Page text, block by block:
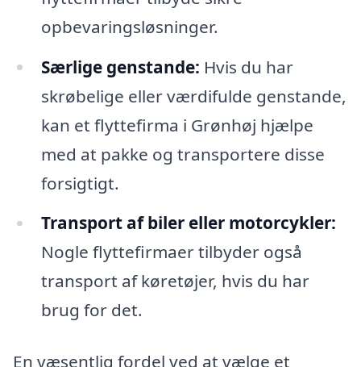
opbevaringsløsninger.
Særlige genstande: Hvis du har
skrøbelige eller værdifulde genstande,
kan et flyttefirma i Grønhøj hjælpe
med at pakke og transportere disse
forsigtigt.
Transport af biler eller motorcykler:
Nogle flyttefirmaer tilbyder også
transport af køretøjer, hvis du har
brug for det.
En væsentlig fordel ved at vælge et